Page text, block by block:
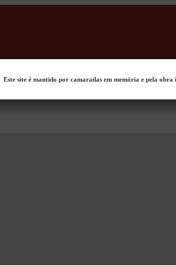
Este site é mantido por camaradas em memória e pela